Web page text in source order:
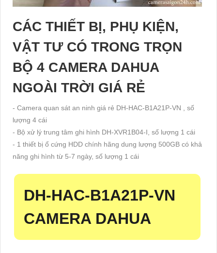
CÁC THIẾT BỊ, PHỤ KIỆN,
VẬT TƯ CÓ TRONG TRỌN
BỘ 4 CAMERA DAHUA
NGOÀI TRỜI GIÁ RẺ
- Camera quan sát an ninh giá rẻ DH-HAC-B1A21P-VN , số
lượng 4 cái
- Bộ xử lý trung tâm ghi hình DH-XVR1B04-I, số lượng 1 cái
- 1 thiết bị ổ cứng HDD chính hãng dung lượng 500GB có khả
năng ghi hình từ 5-7 ngày, số lượng 1 cái
DH-HAC-B1A21P-VN
CAMERA DAHUA